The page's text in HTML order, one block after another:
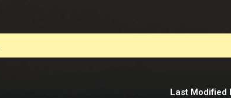
Last Modified